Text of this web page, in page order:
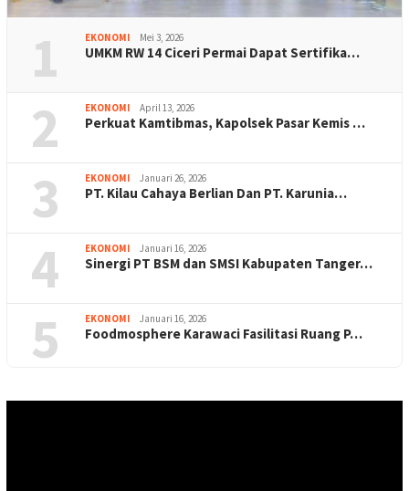
1 EKONOMI Mei 3, 2026
UMKM RW 14 Ciceri Permai Dapat Sertifika…
2 EKONOMI April 13, 2026
Perkuat Kamtibmas, Kapolsek Pasar Kemis …
3 EKONOMI Januari 26, 2026
PT. Kilau Cahaya Berlian Dan PT. Karunia…
4 EKONOMI Januari 16, 2026
Sinergi PT BSM dan SMSI Kabupaten Tanger…
5 EKONOMI Januari 16, 2026
Foodmosphere Karawaci Fasilitasi Ruang P…